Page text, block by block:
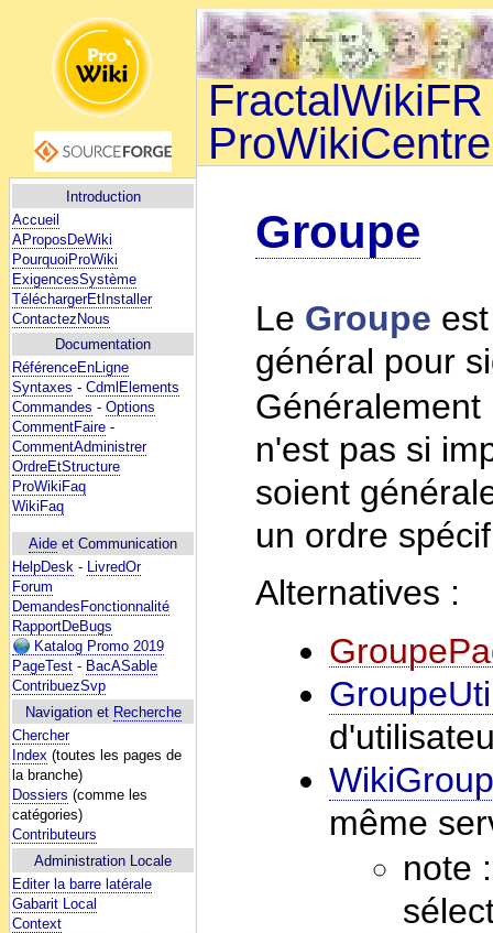
Introduction
Accueil
AProposDeWiki
PourquoiProWiki
ExigencesSystème
TéléchargerEtInstaller
ContactezNous
Documentation
RéférenceEnLigne
Syntaxes - CdmlElements
Commandes - Options
CommentFaire -
CommentAdministrer
OrdreEtStructure
ProWikiFaq
WikiFaq
Aide et Communication
HelpDesk - LivredOr
Forum
DemandesFonctionnalité
RapportDeBugs
Katalog Promo 2019
PageTest - BacASable
ContribuezSvp
Navigation et Recherche
Chercher
Index (toutes les pages de
la branche)
Dossiers (comme les
catégories)
Contributeurs
Administration Locale
Editer la barre latérale
Gabarit Local
Context
FractalWikiFR
ProWikiCentre
Groupe
Le Groupe
général pour
n'est pas si
soient
un ordre
Alternatives :
même
note